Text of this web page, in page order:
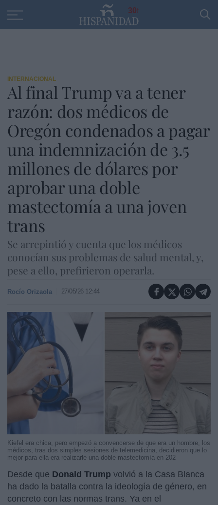
30
INTERNACIONAL
Al final Trump va a tener
razón: dos médicos de
Oregón condenados a pagar
una indemnización de 3.5
millones de dólares por
aprobar una doble
mastectomía a una joven
trans
Se arrepintió y cuenta que los médicos
conocían sus problemas de salud mental, y,
pese a ello, prefirieron operarla.
Rocío Orizaola 27/05/26 12:44
Kiefel era chica, pero empezó a convencerse de que era un hombre, los
médicos, tras dos simples sesiones de telemedicina, decidieron que lo
mejor para ella era realizarle una doble mastectomía en 202
Desde que Donald Trump volvió a la Casa Blanca
ha dado la batalla contra la ideología de género, en
concreto con las normas trans. Ya en el